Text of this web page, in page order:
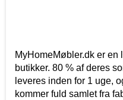
MyHomeMøbler.dk er
butikker. 80 % af deres
leveres inden for 1 uge,
kommer fuld samlet fra